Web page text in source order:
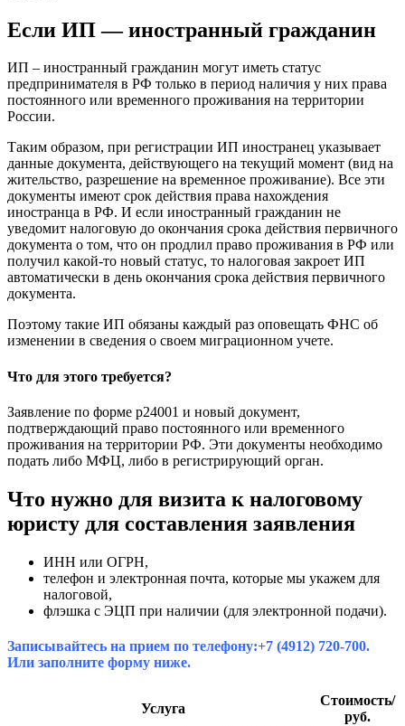
Если ИП — иностранный гражданин
ИП – иностранный гражданин могут иметь статус
предпринимателя в РФ только в период наличия у них права
постоянного или временного проживания на территории
России.
Таким образом, при регистрации ИП иностранец указывает
данные документа, действующего на текущий момент (вид на
жительство, разрешение на временное проживание). Все эти
документы имеют срок действия права нахождения
иностранца в РФ. И если иностранный гражданин не
уведомит налоговую до окончания срока действия первичного
документа о том, что он продлил право проживания в РФ или
получил какой-то новый статус, то налоговая закроет ИП
автоматически в день окончания срока действия первичного
документа.
Поэтому такие ИП обязаны каждый раз оповещать ФНС об
изменении в сведения о своем миграционном учете.
Что для этого требуется?
Заявление по форме р24001 и новый документ,
подтверждающий право постоянного или временного
проживания на территории РФ. Эти документы необходимо
подать либо МФЦ, либо в регистрирующий орган.
Что нужно для визита к налоговому
юристу для составления заявления
ИНН или ОГРН,
телефон и электронная почта, которые мы укажем для
налоговой,
флэшка с ЭЦП при наличии (для электронной подачи).
Записывайтесь на прием по телефону:+7 (4912) 720-700.
Или заполните форму ниже.
Услуга
Стоимость/
руб.